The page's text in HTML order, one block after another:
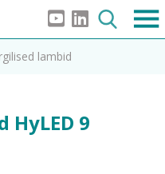
lambid
9